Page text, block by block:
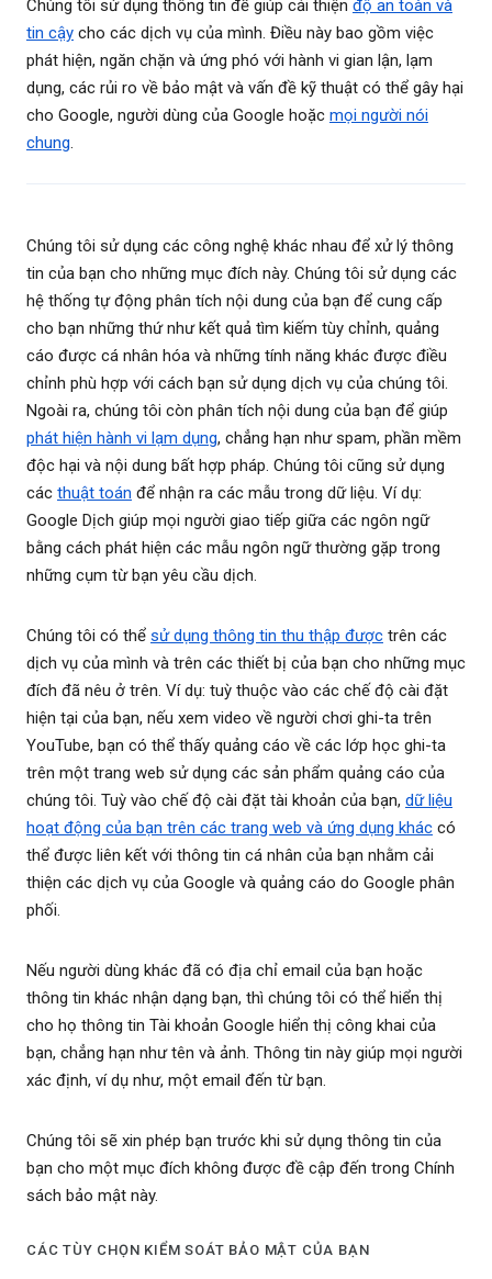
Chúng tôi sử dụng thông tin để giúp cải thiện độ an toàn và
tin cậy cho các dịch vụ của mình. Điều này bao gồm việc
phát hiện, ngăn chặn và ứng phó với hành vi gian lận, lạm
dụng, các rủi ro về bảo mật và vấn đề kỹ thuật có thể gây hại
cho Google, người dùng của Google hoặc mọi người nói
chung.
Chúng tôi sử dụng các công nghệ khác nhau để xử lý thông
tin của bạn cho những mục đích này. Chúng tôi sử dụng các
hệ thống tự động phân tích nội dung của bạn để cung cấp
cho bạn những thứ như kết quả tìm kiếm tùy chỉnh, quảng
cáo được cá nhân hóa và những tính năng khác được điều
chỉnh phù hợp với cách bạn sử dụng dịch vụ của chúng tôi.
Ngoài ra, chúng tôi còn phân tích nội dung của bạn để giúp
phát hiện hành vi lạm dụng, chẳng hạn như spam, phần mềm
độc hại và nội dung bất hợp pháp. Chúng tôi cũng sử dụng
các thuật toán để nhận ra các mẫu trong dữ liệu. Ví dụ:
Google Dịch giúp mọi người giao tiếp giữa các ngôn ngữ
bằng cách phát hiện các mẫu ngôn ngữ thường gặp trong
những cụm từ bạn yêu cầu dịch.
Chúng tôi có thể sử dụng thông tin thu thập được trên các
dịch vụ của mình và trên các thiết bị của bạn cho những mục
đích đã nêu ở trên. Ví dụ: tuỳ thuộc vào các chế độ cài đặt
hiện tại của bạn, nếu xem video về người chơi ghi-ta trên
YouTube, bạn có thể thấy quảng cáo về các lớp học ghi-ta
trên một trang web sử dụng các sản phẩm quảng cáo của
chúng tôi. Tuỳ vào chế độ cài đặt tài khoản của bạn, dữ liệu
hoạt động của bạn trên các trang web và ứng dụng khác có
thể được liên kết với thông tin cá nhân của bạn nhằm cải
thiện các dịch vụ của Google và quảng cáo do Google phân
phối.
Nếu người dùng khác đã có địa chỉ email của bạn hoặc
thông tin khác nhận dạng bạn, thì chúng tôi có thể hiển thị
cho họ thông tin Tài khoản Google hiển thị công khai của
bạn, chẳng hạn như tên và ảnh. Thông tin này giúp mọi người
xác định, ví dụ như, một email đến từ bạn.
Chúng tôi sẽ xin phép bạn trước khi sử dụng thông tin của
bạn cho một mục đích không được đề cập đến trong Chính
sách bảo mật này.
CÁC TÙY CHỌN KIỂM SOÁT BẢO MẬT CỦA BẠN